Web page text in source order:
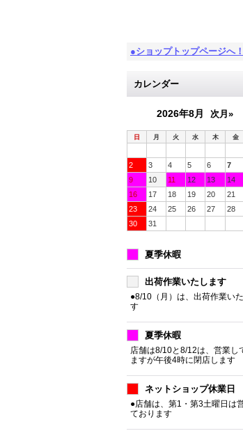
●ショップトップページへ！
カレンダー
2026年8月 次月»
日 月 火 水 木 金
2
3 4 5 6 7
9
10 11 12 13 14
16
17 18 19 20 21
23
24 25 26 27 28
30
31
夏季休暇
出荷作業いたします
●8/10（月）は、出荷作業い
す
夏季休暇
店舗は8/10と8/12は、営業し
ますが午後4時に閉店します
ネットショップ休業日
●店舗は、第1・第3土曜日は
ております